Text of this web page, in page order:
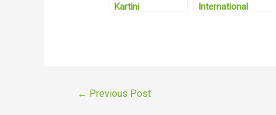
Kartini
International
Post
← Previous Post